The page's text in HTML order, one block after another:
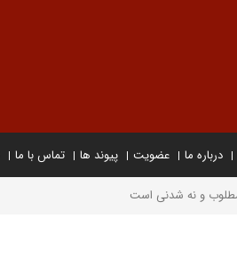
درباره ما عضویت پیوند ها تماس با ما